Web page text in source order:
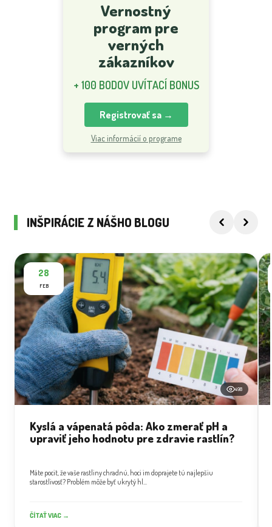
Vernostný
program pre
verných
zákazníkov
+ 100 BODOV UVÍTACÍ BONUS
Registrovať sa →
Viac informácií o programe
INŠPIRÁCIE Z NÁŠHO BLOGU
28
FEB
498
Kyslá a vápenatá pôda: Ako zmerať pH a
upraviť jeho hodnotu pre zdravie rastlín?
Máte pocit, že vaše rastliny chradnú, hoci im doprajete tú najlepšiu
starostlivosť? Problém môže byť ukrytý hl...
ČÍTAŤ VIAC →